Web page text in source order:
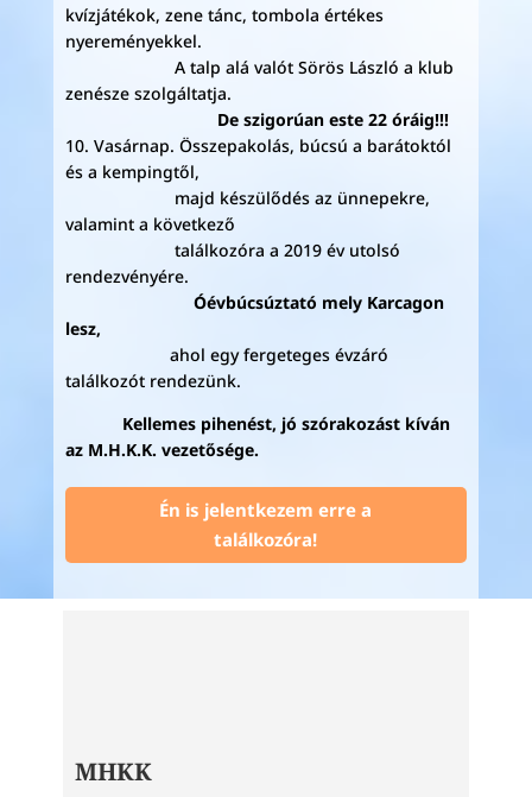
kvízjátékok, zene tánc, tombola értékes
nyereményekkel.
A talp alá valót Sörös László a klub
zenésze szolgáltatja.
De szigorúan este 22 óráig!!!
10. Vasárnap. Összepakolás, búcsú a barátoktól
és a kempingtől,
majd készülődés az ünnepekre,
valamint a következő
találkozóra a 2019 év utolsó
rendezvényére.
Óévbúcsúztató mely Karcagon
lesz,
ahol egy fergeteges évzáró
találkozót rendezünk.
Kellemes pihenést, jó szórakozást kíván
az M.H.K.K. vezetősége.
Én is jelentkezem erre a
találkozóra!
MHKK